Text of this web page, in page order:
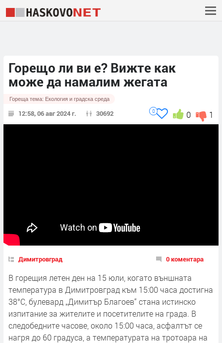
Горещо ли ви е? Вижте как
може да намалим жегата
Гореща тема: Екология и градска среда
12:58, 06 авг 2024 г. 30692 1
0
0
Димитровград 0 коментара
В горещия летен ден на 15 юли, когато външната
температура в Димитровград към 15:00 часа достигна
38°C, булевард „Димитър Благоев“ стана истинско
изпитание за жителите и посетителите на града. В
следобедните часове, около 15:00 часа, асфалтът се
нагря до 60 градуса, а температурата на тротоара на